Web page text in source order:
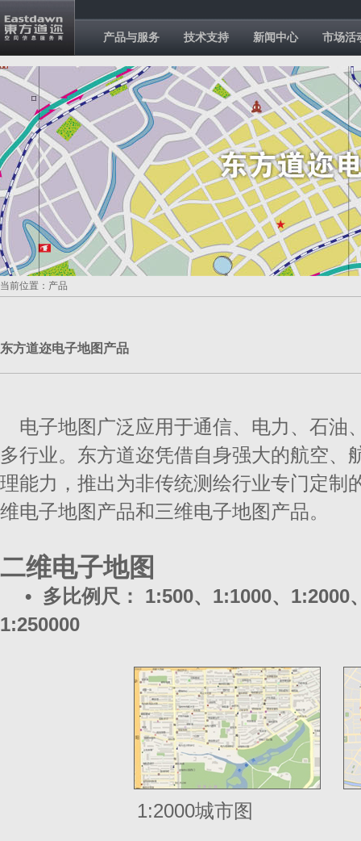
产品与服务 技术支持 新闻中心 市场活
当前位置：产品
东方道迩电子地图产品
电子地图广泛应用于通信、电力、石油
多行业。东方道迩凭借自身强大的航空、
理能力，推出为非传统测绘行业专门定制
维电子地图产品和三维电子地图产品。
二维电子地图
• 多比例尺： 1:500、1:1000、1:2000
1:250000
1:2000城市图